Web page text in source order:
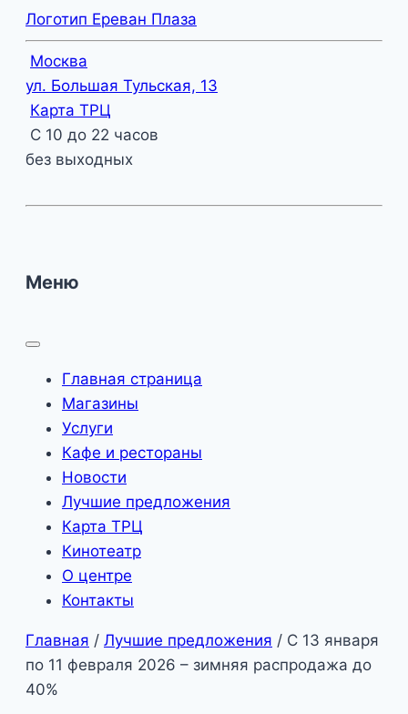
Логотип Ереван Плаза
Москва
ул. Большая Тульская, 13
Карта ТРЦ
С 10 до 22 часов
без выходных
Меню
Главная страница
Магазины
Услуги
Кафе и рестораны
Новости
Лучшие предложения
Карта ТРЦ
Кинотеатр
О центре
Контакты
Главная / Лучшие предложения / С 13 января
по 11 февраля 2026 – зимняя распродажа до
40%